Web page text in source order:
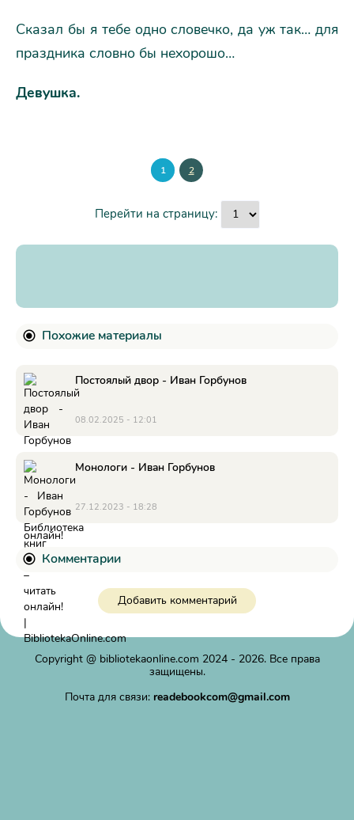
Сказал бы я тебе одно словечко, да уж так… для
праздника словно бы нехорошо…
Девушка.
1 2
Перейти на страницу:
Похожие материалы
Постоялый двор - Иван Горбунов
08.02.2025 - 12:01
Монологи - Иван Горбунов
27.12.2023 - 18:28
Комментарии
Добавить комментарий
Copyright @ bibliotekaonline.com 2024 - 2026. Все права
защищены.
Почта для связи: readebookcom@gmail.com